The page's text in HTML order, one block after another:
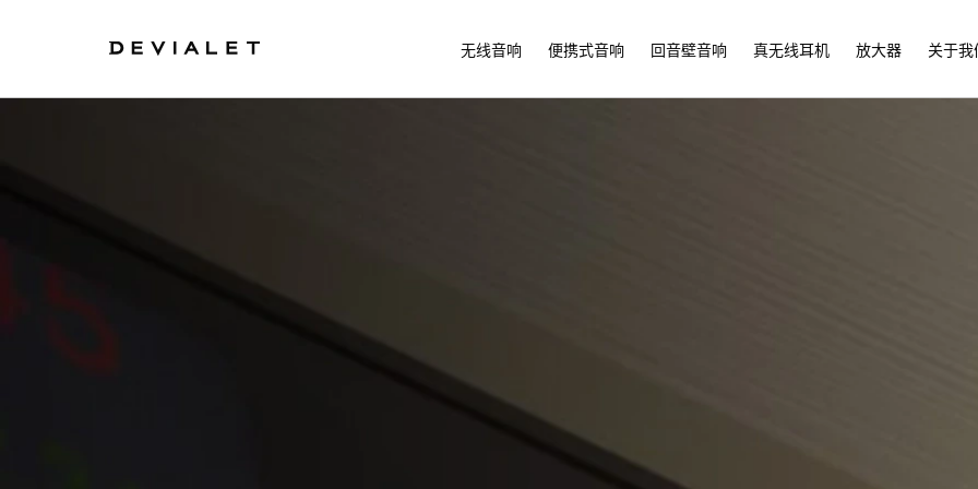
无线音响 便携式音响 回音壁音响 真无线耳机 放大器 关于我